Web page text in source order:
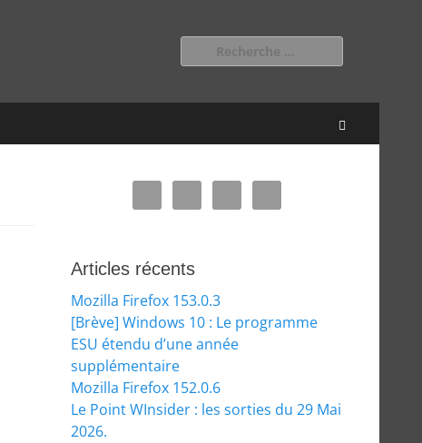
Articles récents
Mozilla Firefox 153.0.3
[Brève] Windows 10 : Le programme
ESU étendu d’une année
supplémentaire
Mozilla Firefox 152.0.6
Le Point WInsider : les sorties du 29 Mai
2026.